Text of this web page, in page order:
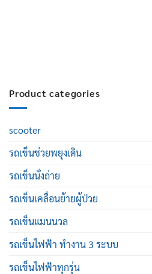
Product categories
scooter
รถเข็นช่วยพยุงเดิน
รถเข็นนั่งถ่าย
รถเข็นเคลื่อนย้ายผู้ป่วย
รถเข็นแมนนวล
รถเข็นไฟฟ้า ทำงาน 3 ระบบ
รถเข็นไฟฟ้าทุกรุ่น